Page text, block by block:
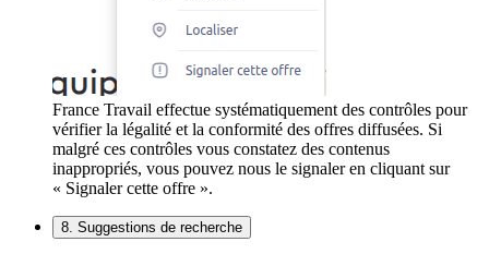
France Travail effectue systématiquement des contrôles pour
vérifier la légalité et la conformité des offres diffusées. Si
malgré ces contrôles vous constatez des contenus
inappropriés, vous pouvez nous le signaler en cliquant sur
« Signaler cette offre ».
8. Suggestions de recherche